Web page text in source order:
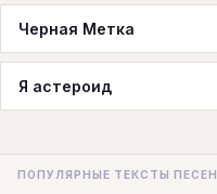
Черная Метка
Я астероид
ПОПУЛЯРНЫЕ ТЕКСТЫ ПЕСЕН